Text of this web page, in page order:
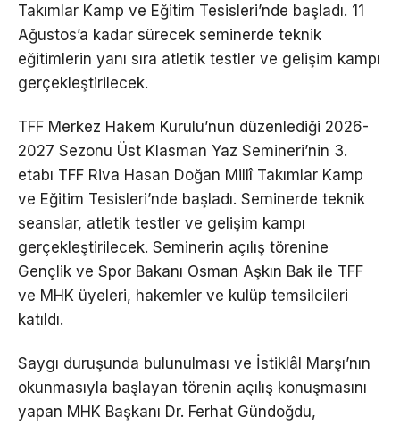
Takımlar Kamp ve Eğitim Tesisleri’nde başladı. 11
Ağustos’a kadar sürecek seminerde teknik
eğitimlerin yanı sıra atletik testler ve gelişim kampı
gerçekleştirilecek.
TFF Merkez Hakem Kurulu’nun düzenlediği 2026-
2027 Sezonu Üst Klasman Yaz Semineri’nin 3.
etabı TFF Riva Hasan Doğan Millî Takımlar Kamp
ve Eğitim Tesisleri’nde başladı. Seminerde teknik
seanslar, atletik testler ve gelişim kampı
gerçekleştirilecek. Seminerin açılış törenine
Gençlik ve Spor Bakanı Osman Aşkın Bak ile TFF
ve MHK üyeleri, hakemler ve kulüp temsilcileri
katıldı.
Saygı duruşunda bulunulması ve İstiklâl Marşı’nın
okunmasıyla başlayan törenin açılış konuşmasını
yapan MHK Başkanı Dr. Ferhat Gündoğdu,